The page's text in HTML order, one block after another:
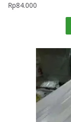
Rp84.000